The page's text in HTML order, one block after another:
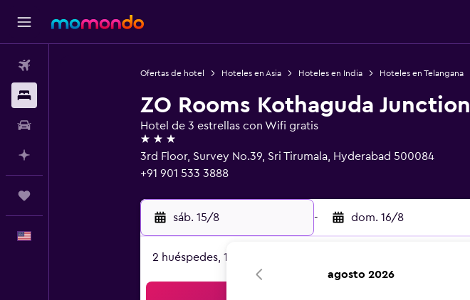
Ofertas de hotel Hoteles en Asia Hoteles en India Hoteles en Telangana
ZO Rooms Kothaguda Junction
Hotel de 3 estrellas con Wifi gratis
3 estrellas
3rd Floor, Survey No.39, Sri Tirumala, Hyderabad 500084
+91 901 533 3888
sáb. 15/8 - dom. 16/8
2 huéspedes, 1 habitación
agosto 2026